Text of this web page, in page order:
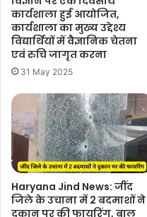
कार्यशाला हुई आयोजित,
कार्यशाला का मुख्य उद्देश्य
विद्यार्थियों में वैज्ञानिक चेतना
एवं रुचि जागृत करना
31 May 2025
Haryana Jind News: जींद
जिले के उचाना में 2 बदमाशों ने
दुकान पर की फायरिंग, बाल